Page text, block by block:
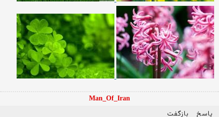
Man_Of_Iran
پاسخ بازگفت